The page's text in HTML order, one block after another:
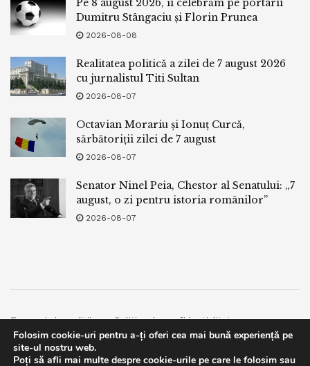
Pe 8 august 2026, îi celebrăm pe portarii
Dumitru Stângaciu și Florin Prunea
2026-08-08
Realitatea politică a zilei de 7 august 2026
cu jurnalistul Titi Sultan
2026-08-07
Octavian Morariu și Ionuț Curcă,
sărbătoriții zilei de 7 august
2026-08-07
Senator Ninel Peia, Chestor al Senatului: „7
august, o zi pentru istoria românilor”
2026-08-07
Termeni si conditii
Politica de confidentialitate
Facebook
Contact
© 2019bpnews- Business & Politics Newsbpnews.
Folosim cookie-uri pentru a-ți oferi cea mai bună experiență pe
site-ul nostru web.
Poți să afli mai multe despre cookie-urile pe care le folosim sau